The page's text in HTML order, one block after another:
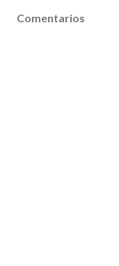
Comentarios